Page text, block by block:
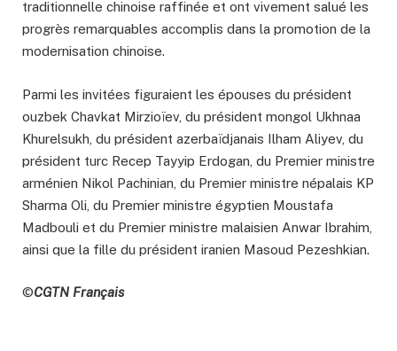
traditionnelle chinoise raffinée et ont vivement salué les
progrès remarquables accomplis dans la promotion de la
modernisation chinoise.
Parmi les invitées figuraient les épouses du président
ouzbek Chavkat Mirzioïev, du président mongol Ukhnaa
Khurelsukh, du président azerbaïdjanais Ilham Aliyev, du
président turc Recep Tayyip Erdogan, du Premier ministre
arménien Nikol Pachinian, du Premier ministre népalais KP
Sharma Oli, du Premier ministre égyptien Moustafa
Madbouli et du Premier ministre malaisien Anwar Ibrahim,
ainsi que la fille du président iranien Masoud Pezeshkian.
©CGTN Français